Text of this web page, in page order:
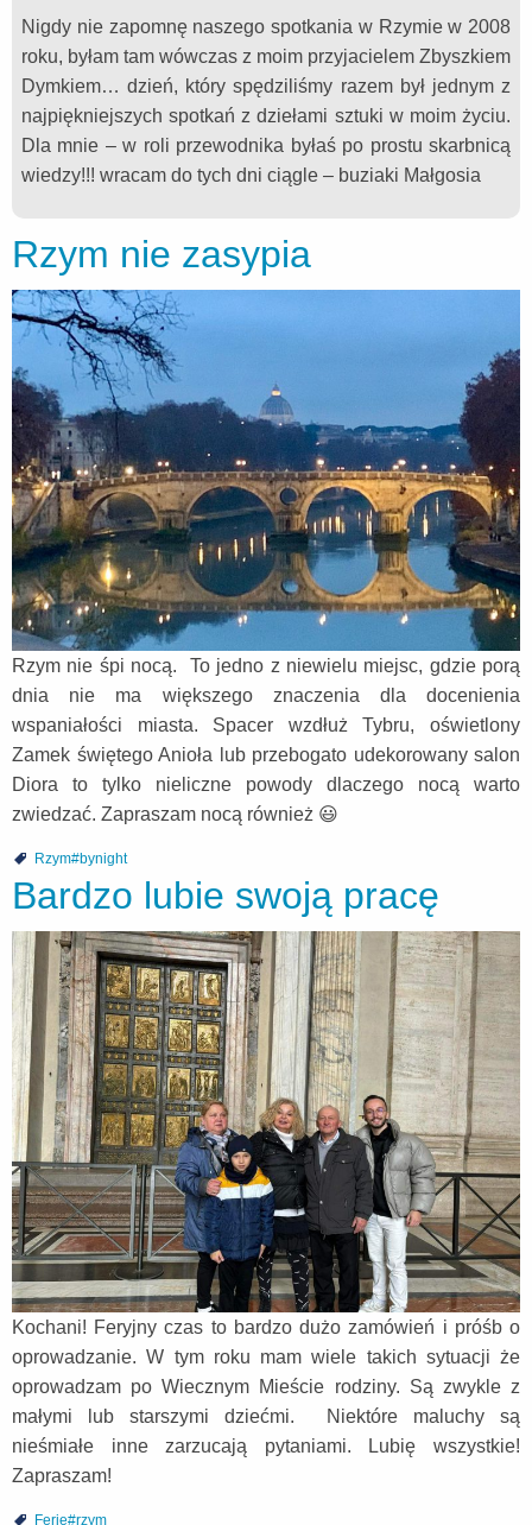
Nigdy nie zapomnę naszego spotkania w Rzymie w 2008
roku, byłam tam wówczas z moim przyjacielem Zbyszkiem
Dymkiem… dzień, który spędziliśmy razem był jednym z
najpiękniejszych spotkań z dziełami sztuki w moim życiu.
Dla mnie – w roli przewodnika byłaś po prostu skarbnicą
wiedzy!!! wracam do tych dni ciągle – buziaki Małgosia
Rzym nie zasypia
Rzym nie śpi nocą. To jedno z niewielu miejsc, gdzie porą
dnia nie ma większego znaczenia dla docenienia
wspaniałości miasta. Spacer wzdłuż Tybru, oświetlony
Zamek świętego Anioła lub przebogato udekorowany salon
Diora to tylko nieliczne powody dlaczego nocą warto
zwiedzać. Zapraszam nocą również 😃
Rzym#bynight
Bardzo lubie swoją pracę
Kochani! Feryjny czas to bardzo dużo zamówień i próśb o
oprowadzanie. W tym roku mam wiele takich sytuacji że
oprowadzam po Wiecznym Mieście rodziny. Są zwykle z
małymi lub starszymi dziećmi. Niektóre maluchy są
nieśmiałe inne zarzucają pytaniami. Lubię wszystkie!
Zapraszam!
Ferie#rzym